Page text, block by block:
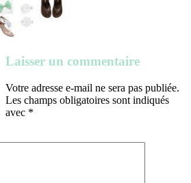
Laisser un commentaire
Votre adresse e-mail ne sera pas publiée.
Les champs obligatoires sont indiqués
avec *